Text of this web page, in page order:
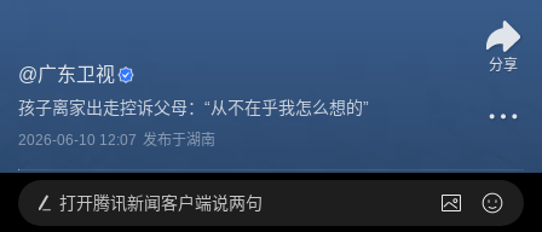
@广东卫视
孩子离家出走控诉父母：“从不在乎我怎么想的”
2026-06-10 12:07 发布于湖南
分享
打开腾讯新闻客户端说两句